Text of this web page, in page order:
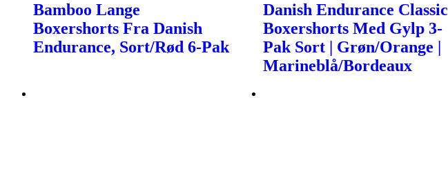
Bamboo Lange
Boxershorts Fra Danish
Endurance, Sort/Rød 6-Pak
Danish Endurance Classic
Boxershorts Med Gylp 3-
Pak Sort | Grøn/Orange |
Marineblå/Bordeaux